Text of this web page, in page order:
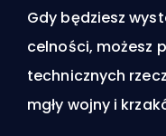
Gdy będziesz
celności, możesz
technicznych
mgły wojny i